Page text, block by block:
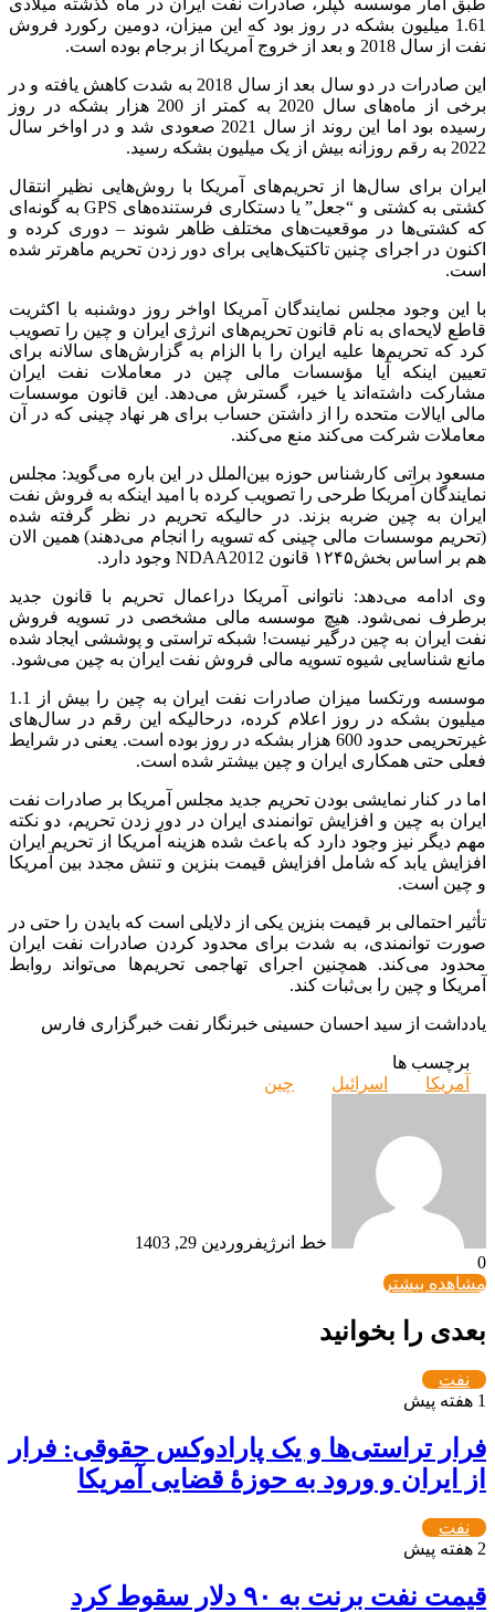
طبق آمار موسسه کپلر، صادرات نفت ایران در ماه گذشته میلادی
1.61 میلیون بشکه در روز بود که این میزان، دومین رکورد فروش
نفت از سال 2018 و بعد از خروج آمریکا از برجام بوده است.
این صادرات در دو سال بعد از سال 2018 به شدت کاهش یافته و در
برخی از ماه‌های سال 2020 به کمتر از 200 هزار بشکه در روز
رسیده بود اما این روند از سال 2021 صعودی شد و در اواخر سال
2022 به رقم روزانه بیش از یک میلیون بشکه رسید.
ایران برای سال‌ها از تحریم‌های آمریکا با روش‌هایی نظیر انتقال
کشتی به کشتی و “جعل” یا دستکاری فرستنده‌های GPS به گونه‌ای
که کشتی‌ها در موقعیت‌های مختلف ظاهر شوند – دوری کرده و
اکنون در اجرای چنین تاکتیک‌هایی برای دور زدن تحریم ماهرتر شده
است.
با این وجود مجلس نمایندگان آمریکا اواخر روز دوشنبه با اکثریت
قاطع لایحه‌ای به نام قانون تحریم‌های انرژی ایران و چین را تصویب
کرد که تحریم‌ها علیه ایران را با الزام به گزارش‌های سالانه برای
تعیین اینکه آیا مؤسسات مالی چین در معاملات نفت ایران
مشارکت داشته‌اند یا خیر، گسترش می‌دهد. این قانون موسسات
مالی ایالات متحده را از داشتن حساب برای هر نهاد چینی که در آن
معاملات شرکت می‌کند منع می‌کند.
مسعود براتی کارشناس حوزه بین‌الملل در این باره می‌گوید: ‏مجلس
نمایندگان آمریکا طرحی را تصویب کرده با امید اینکه به فروش نفت
ایران به چین ضربه بزند. در حالیکه تحریم در نظر گرفته شده
(تحریم موسسات مالی چینی که تسویه را انجام می‌دهند) همین الان
هم بر اساس بخش‌۱۲۴۵ قانون NDAA2012 وجود دارد.
وی ادامه می‌دهد: ناتوانی آمریکا در‏اعمال تحریم با قانون جدید
برطرف نمی‌شود. هیچ موسسه مالی مشخصی در تسویه فروش
نفت ایران به چین درگیر نیست! شبکه تراستی و پوششی ایجاد شده
مانع شناسایی شیوه تسویه مالی فروش نفت ایران به چین می‌شود.
موسسه ورتکسا میزان صادرات نفت ایران به چین را بیش از 1.1
میلیون بشکه در روز اعلام کرده، درحالیکه این رقم در سال‌های
غیرتحریمی حدود 600 هزار بشکه در روز بوده است. یعنی در شرایط
فعلی حتی همکاری ایران و چین بیشتر شده است.
اما در کنار نمایشی بودن تحریم جدید مجلس آمریکا بر صادرات نفت
ایران به چین و افزایش توانمندی ایران در دور زدن تحریم، دو نکته
مهم دیگر نیز وجود دارد که باعث شده هزینه آمریکا از تحریم ایران
افزایش یابد که شامل افزایش قیمت بنزین و تنش مجدد بین آمریکا
و چین است.
تأثیر احتمالی بر قیمت بنزین یکی از دلایلی است که بایدن را حتی در
صورت توانمندی، به شدت برای محدود کردن صادرات نفت ایران
محدود می‌کند. همچنین اجرای تهاجمی تحریم‌ها می‌تواند روابط
آمریکا و چین را بی‌ثبات کند.
یادداشت از سید احسان حسینی خبرنگار نفت خبرگزاری فارس
برچسب ها
آمریکا
اسرائیل چین
خط انرژیفروردین 29, 1403
0
مشاهده بیشتر
بعدی را بخوانید
نفت
1 هفته پیش
فرار تراستی‌ها و یک پارادوکس حقوقی: فرار
از ایران و ورود به حوزۀ قضایی آمریکا
نفت
2 هفته پیش
قیمت نفت برنت به ۹۰ دلار سقوط کرد